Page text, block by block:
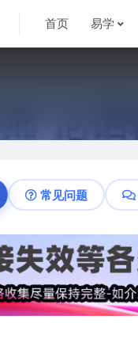
首页 易学
常见问题